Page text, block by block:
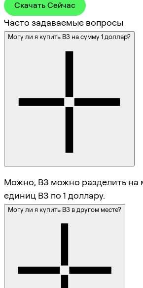
Скачать Сейчас
Часто задаваемые вопросы
Могу ли я купить B3 на сумму 1 доллар?
Можно, B3 можно разделить на
единиц B3 по 1 доллару.
Могу ли я купить B3 в другом месте?